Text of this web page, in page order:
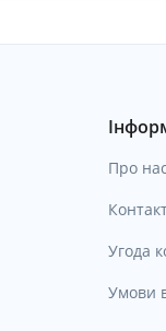
Про нас
Угода
Умови